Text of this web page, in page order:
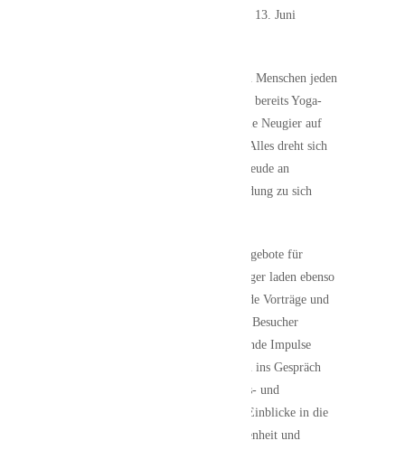
Moos mit dem Yoga-Erlebnistag am 13. Juni
Der Yoga-Erlebnistag richtet sich an Menschen jeden
Alters – ganz unabhängig davon, ob bereits Yoga-
Erfahrungen vorhanden sind oder die Neugier auf
etwas Neues im Vordergrund steht. Alles dreht sich
um das gemeinsame Erleben, die Freude an
Bewegung und die bewusste Verbindung zu sich
Zahlreiche Yoga- und Bewegungsangebote für
Frauen, Männer, Kinder und Best Ager laden ebenso
zum Mitmachen ein wie inspirierende Vorträge und
Workshops. Die Besucherinnen und Besucher
können Neues ausprobieren, spannende Impulse
mitnehmen und mit Gleichgesinnten ins Gespräch
kommen. Ausgewählte Informations- und
Verkaufsstände, bieten interessante Einblicke in die
Themen Gesundheit, Naturverbundenheit und